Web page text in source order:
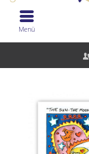
Menü